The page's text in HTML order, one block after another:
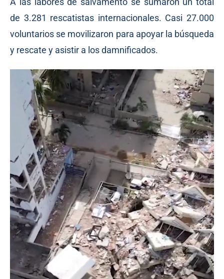
de 3.281 rescatistas internacionales. Casi 27.000
voluntarios se movilizaron para apoyar la búsqueda
y rescate y asistir a los damnificados.